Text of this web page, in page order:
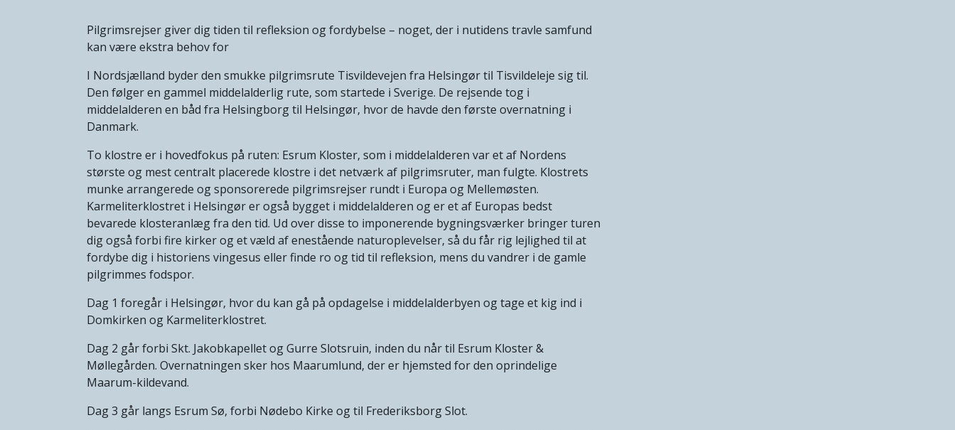
Pilgrimsrejser giver dig tiden til refleksion og fordybelse – noget, der i nutidens travle samfund
kan være ekstra behov for
I Nordsjælland byder den smukke pilgrimsrute Tisvildevejen fra Helsingør til Tisvildeleje sig til.
Den følger en gammel middelalderlig rute, som startede i Sverige. De rejsende tog i
middelalderen en båd fra Helsingborg til Helsingør, hvor de havde den første overnatning i
Danmark.
To klostre er i hovedfokus på ruten: Esrum Kloster, som i middelalderen var et af Nordens
største og mest centralt placerede klostre i det netværk af pilgrimsruter, man fulgte. Klostrets
munke arrangerede og sponsorerede pilgrimsrejser rundt i Europa og Mellemøsten.
Karmeliterklostret i Helsingør er også bygget i middelalderen og er et af Europas bedst
bevarede klosteranlæg fra den tid. Ud over disse to imponerende bygningsværker bringer turen
dig også forbi fire kirker og et væld af enestående naturoplevelser, så du får rig lejlighed til at
fordybe dig i historiens vingesus eller finde ro og tid til refleksion, mens du vandrer i de gamle
pilgrimmes fodspor.
Dag 1 foregår i Helsingør, hvor du kan gå på opdagelse i middelalderbyen og tage et kig ind i
Domkirken og Karmeliterklostret.
Dag 2 går forbi Skt. Jakobkapellet og Gurre Slotsruin, inden du når til Esrum Kloster &
Møllegården. Overnatningen sker hos Maarumlund, der er hjemsted for den oprindelige
Maarum-kildevand.
Dag 3 går langs Esrum Sø, forbi Nødebo Kirke og til Frederiksborg Slot.